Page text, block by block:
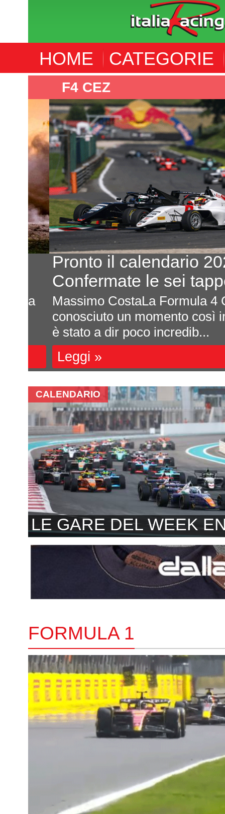
HOME CATEGORIE
F4 CEZ
Pronto il calendario 2027
Confermate le sei tappe
Massimo CostaLa Formula 4
conosciuto un momento così
è stato a dir poco incredib...
Leggi »
CALENDARIO
LE GARE DEL WEEK
FORMULA 1